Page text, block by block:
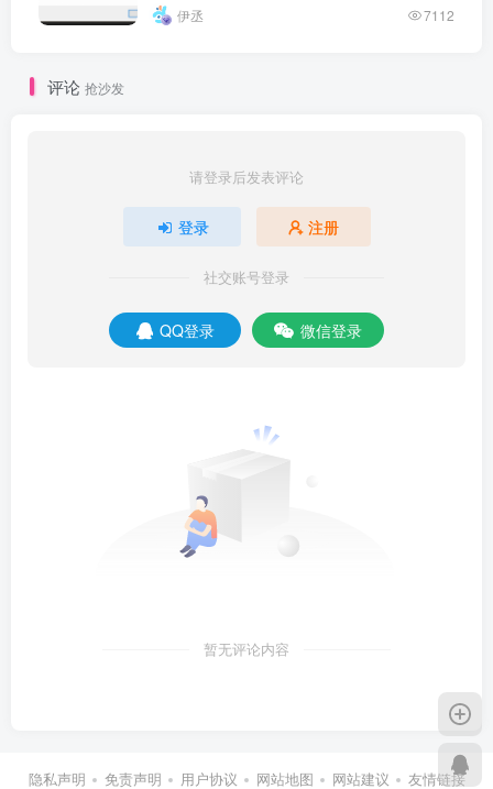
伊丞 7112
评论 抢沙发
请登录后发表评论
登录 注册
社交账号登录
QQ登录 微信登录
暂无评论内容
隐私声明 免责声明 用户协议 网站地图 网站建议
友情链接